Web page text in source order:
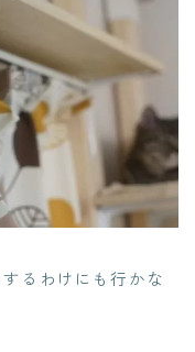
るわけにも行かな